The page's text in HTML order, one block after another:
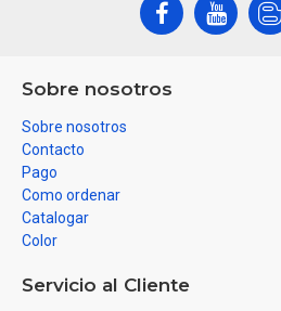
Sobre nosotros
Sobre nosotros
Contacto
Pago
Como ordenar
Catalogar
Color
Servicio al Cliente